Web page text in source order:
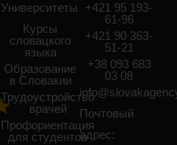
Университеты
Курсы
словацкого
языка
Образование
в Словакии
Трудоустройство
врачей
Профориентация
для студентов
+421 95 193-
61-96
+421 90 363-
51-21
+38 093 683
03 08
Почтовый
адрес: